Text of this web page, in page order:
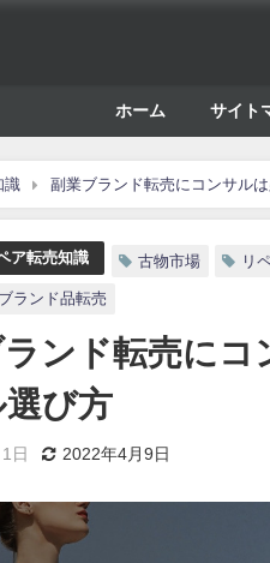
ホーム サイト
識 副業ブランド転売にコンサル
ア転売知識 古物市場 リ
ブランド品転売
ンド転売にコ
び方
日 2022年4月9日